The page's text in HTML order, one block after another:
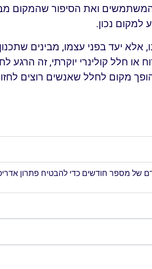
ואת הסיפור שהמקום
למקום נכון.
יעד בפני עצמו, מבינים
חלל קולינרי יוקרתי, זה הרגע
מקום לחלל שאנשים רוצים
מספר חודשים כדי להבטיח פתרון